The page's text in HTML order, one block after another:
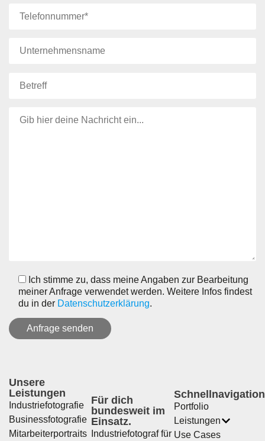
Ich stimme zu, dass meine Angaben zur Bearbeitung
meiner Anfrage verwendet werden. Weitere Infos findest
du in der Datenschutzerklärung.
Unsere
Leistungen
Industriefotografie
Businessfotografie
Mitarbeiterportraits
Für dich
bundesweit im
Einsatz.
Industriefotograf für
Schnellnavigation
Portfolio
Leistungen
Use Cases